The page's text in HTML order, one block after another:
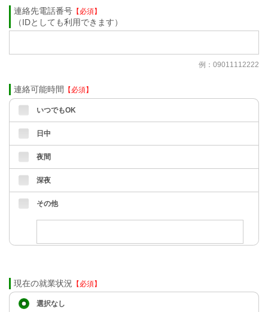
連絡先電話番号 【必須】
（IDとしても利用できます）
例：09011112222
連絡可能時間 【必須】
いつでもOK
日中
夜間
深夜
その他
現在の就業状況 【必須】
選択なし